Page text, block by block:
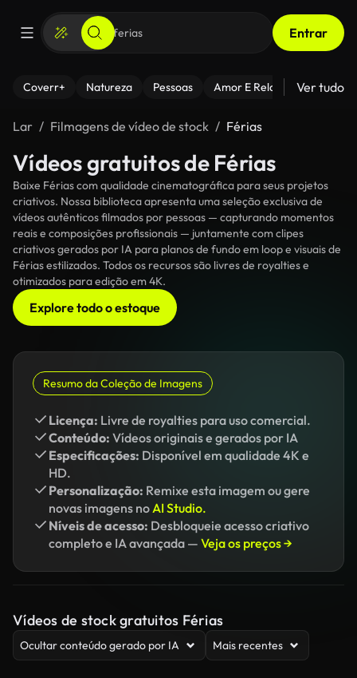
Entrar
Coverr+ Natureza Pessoas Amor E Relacionamentos
Ver tudo
Lar Filmagens de vídeo de stock Férias
Vídeos gratuitos de Férias
Baixe Férias com qualidade cinematográfica para seus projetos
criativos. Nossa biblioteca apresenta uma seleção exclusiva de
vídeos autênticos filmados por pessoas — capturando momentos
reais e composições profissionais — juntamente com clipes
criativos gerados por IA para planos de fundo em loop e visuais de
Férias estilizados. Todos os recursos são livres de royalties e
otimizados para edição em 4K.
Explore todo o estoque
Resumo da Coleção de Imagens
Licença: Livre de royalties para uso comercial.
Conteúdo: Vídeos originais e gerados por IA
Especificações: Disponível em qualidade 4K e
HD.
Personalização: Remixe esta imagem ou gere
novas imagens noAI Studio.
Níveis de acesso: Desbloqueie acesso criativo
completo e IA avançada — Veja os preços →
Vídeos de stock gratuitos Férias
Ocultar conteúdo gerado por IA Mais recentes